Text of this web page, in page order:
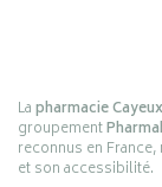
Lapharmacie
groupement
reconnus en
et son accessibilité.